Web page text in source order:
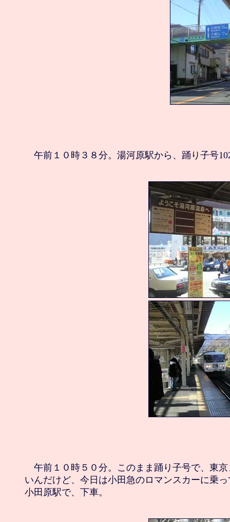
午前１０時５０分。このまま踊り子号で、東
いんだけど、今日は小田急のロマンスカーに乗